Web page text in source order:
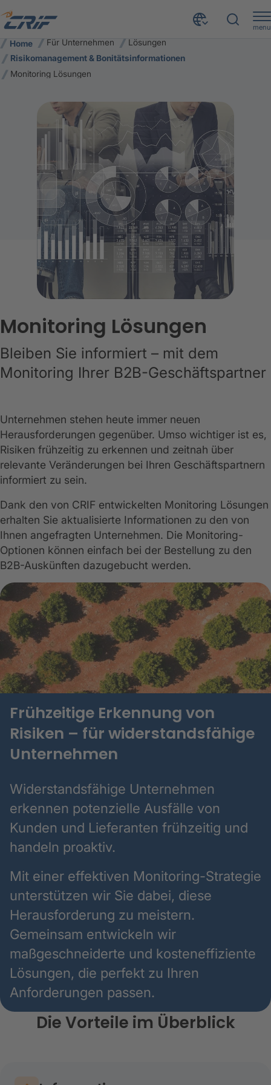
menu
Home Für Unternehmen
Lösungen
Risikomanagement & Bonitätsinformationen
Monitoring Lösungen
Monitoring Lösungen
Bleiben Sie informiert – mit dem
Monitoring Ihrer B2B-Geschäftspartner
Unternehmen stehen heute immer neuen
Herausforderungen gegenüber. Umso wichtiger ist es,
Risiken frühzeitig zu erkennen und zeitnah über
relevante Veränderungen bei Ihren Geschäftspartnern
informiert zu sein.
Dank den von CRIF entwickelten Monitoring Lösungen
erhalten Sie aktualisierte Informationen zu den von
Ihnen angefragten Unternehmen. Die Monitoring-
Optionen können einfach bei der Bestellung zu den
B2B-Auskünften dazugebucht werden.
Frühzeitige Erkennung von
Risiken – für widerstandsfähige
Unternehmen
Widerstandsfähige Unternehmen
erkennen potenzielle Ausfälle von
Kunden und Lieferanten frühzeitig und
handeln proaktiv.
Mit einer effektiven Monitoring-Strategie
unterstützen wir Sie dabei, diese
Herausforderung zu meistern.
Gemeinsam entwickeln wir
maßgeschneiderte und kosteneffiziente
Lösungen, die perfekt zu Ihren
Anforderungen passen.
Die Vorteile im Überblick